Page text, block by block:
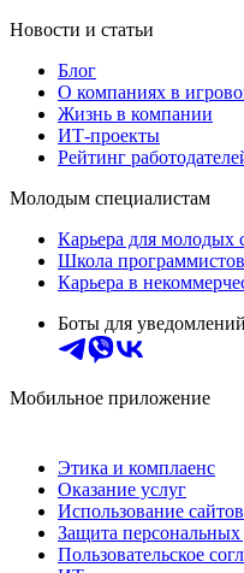
Новости и статьи
Блог
О компаниях в
Жизнь в компании
ИТ-проекты
Рейтинг
Молодым специалистам
Карьера для молодых
Школа программистов
Карьера в
Боты для уведомлений
Мобильное приложение
Этика и комплаенс
Оказание услуг
Использование сайтов
Защита
Пользовательское